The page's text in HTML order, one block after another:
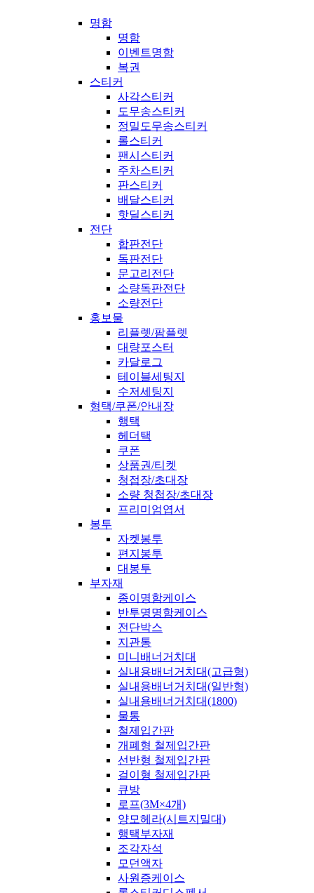
명함
명함
이벤트명함
복권
스티커
사각스티커
도무송스티커
정밀도무송스티커
롤스티커
팬시스티커
주차스티커
판스티커
배달스티커
핫딜스티커
전단
합판전단
독판전단
문고리전단
소량독판전단
소량전단
홍보물
리플렛/팜플렛
대량포스터
카달로그
테이블세팅지
수저세팅지
형택/쿠폰/안내장
행택
헤더택
쿠폰
상품권/티켓
청접장/초대장
소량 청첩장/초대장
프리미엄엽서
봉투
자켓봉투
편지봉투
대봉투
부자재
종이명함케이스
반투명명함케이스
전단박스
지관통
미니배너거치대
실내용배너거치대(고급형)
실내용배너거치대(일반형)
실내용배너거치대(1800)
물통
철제입간판
개폐형 철제입간판
선반형 철제입간판
걸이형 철제입간판
큐방
로프(3M×4개)
양모헤라(시트지밀대)
행택부자재
조각자석
모던액자
사원증케이스